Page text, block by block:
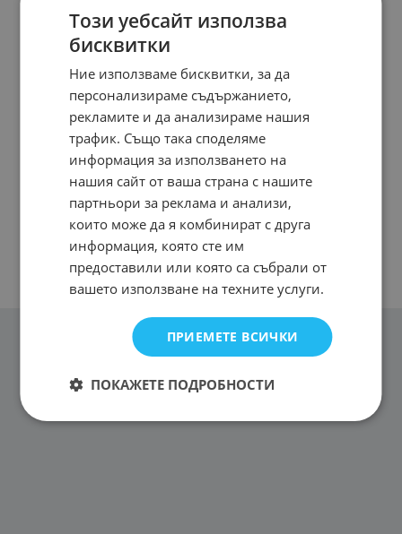
Този уебсайт използва
бисквитки
Ние използваме бисквитки, за да
персонализираме съдържанието,
рекламите и да анализираме нашия
трафик. Също така споделяме
информация за използването на
нашия сайт от ваша страна с нашите
партньори за реклама и анализи,
които може да я комбинират с друга
информация, която сте им
предоставили или която са събрали от
вашето използване на техните услуги.
ПРИЕМЕТЕ ВСИЧКИ
ПОКАЖЕТЕ ПОДРОБНОСТИ